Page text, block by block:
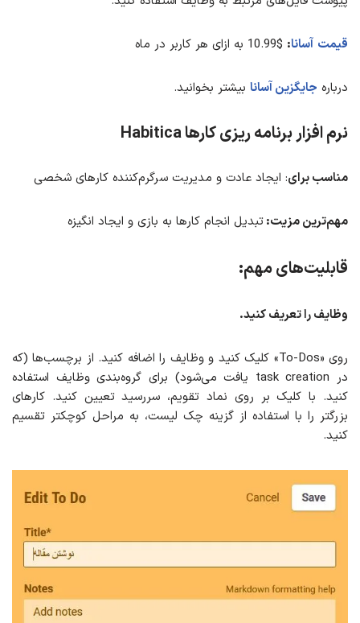
قیمت آسانا: $10.99 به ازای هر کاربر در ماه
درباره جایگزین آسانا بیشتر بخوانید.
نرم افزار برنامه ریزی کارها Habitica
مناسب برای: ایجاد عادت و مدیریت سرگرم‌کننده کارهای شخصی
مهم‌ترین مزیت:تبدیل انجام کارها به بازی و ایجاد انگیزه
قابلیت‌های مهم:
وظایف را تعریف کنید.
روی «To-Dos» کلیک کنید و وظایف را اضافه کنید. از برچسب‌ها (که
در task creation یافت می‌شود) برای گروه‌بندی وظایف استفاده
کنید. با کلیک بر روی نماد تقویم، سررسید تعیین کنید. کارهای
بزرگتر را با استفاده از گزینه چک لیست، به مراحل کوچکتر تقسیم
کنید.